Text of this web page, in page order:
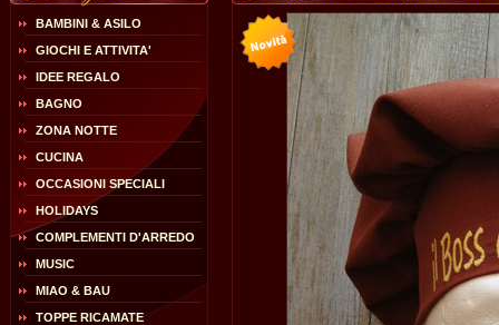
BAMBINI & ASILO
GIOCHI E ATTIVITA'
IDEE REGALO
BAGNO
ZONA NOTTE
CUCINA
OCCASIONI SPECIALI
HOLIDAYS
COMPLEMENTI D'ARREDO
MUSIC
MIAO & BAU
TOPPE RICAMATE